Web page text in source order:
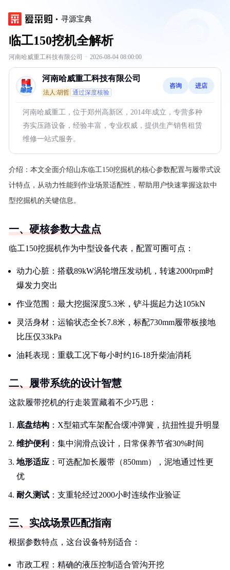
寻源宝典
临工150挖机全解析
河南哈威重工科技有限公司 · 2026-08-04 08:00:00
河南哈威重工科技有限公司
法人:胡哲 通过深度核验
咨询 进店
河南哈威重工，位于郑州高新区，2014年成立，专营多种
夯实压路设备，经验丰富，专业权威，提供生产销售租赁
维修一站式服务。
介绍： 本文全面介绍山东临工150挖掘机的核心参数配置与履带式设
计特点，从动力性能到作业场景适配性，帮助用户快速掌握这款中
型挖掘机的关键信息。
一、硬核参数大盘点
临工150挖掘机作为中型设备代表，配置可圈可点：
动力心脏：搭载89kW涡轮增压发动机，转速2000rpm时
爆发力突出
作业范围：最大挖掘深度5.3米，铲斗掘起力达105kN
灵活身材：运输状态全长7.8米，标配730mm履带板接地
比压仅33kPa
油耗表现：重载工况下每小时约16-18升柴油消耗
二、履带系统的设计智慧
这款履带挖机的行走装置藏着不少巧思：
底盘结构 ：X型箱式车架配合缓冲弹簧，抗扭性提升明显
维护便利 ：集中润滑点设计，日常保养节省30%时间
地形适应 ：可选配加长履带（850mm），泥地通过性更
优
耐久测试 ：支重轮经过2000小时连续作业验证
三、实战场景匹配指南
根据参数特点，这台设备特别适合：
市政工程：精确的液压控制适合管沟开挖